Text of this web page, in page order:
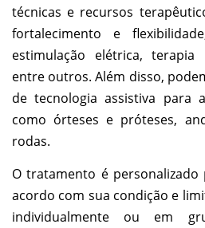
técnicas e recursos
fortalecimento e
estimulação elétrica, terapia
entre outros. Além disso,
de tecnologia assistiva para
como órteses e próteses,
rodas.
O tratamento é personalizado
acordo com sua condição e
individualmente ou em